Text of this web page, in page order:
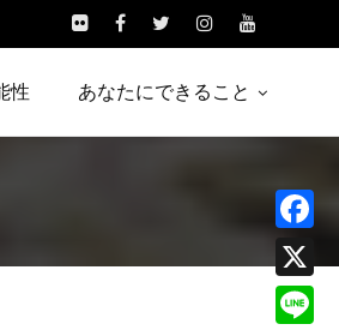
性 あなたにできること
X